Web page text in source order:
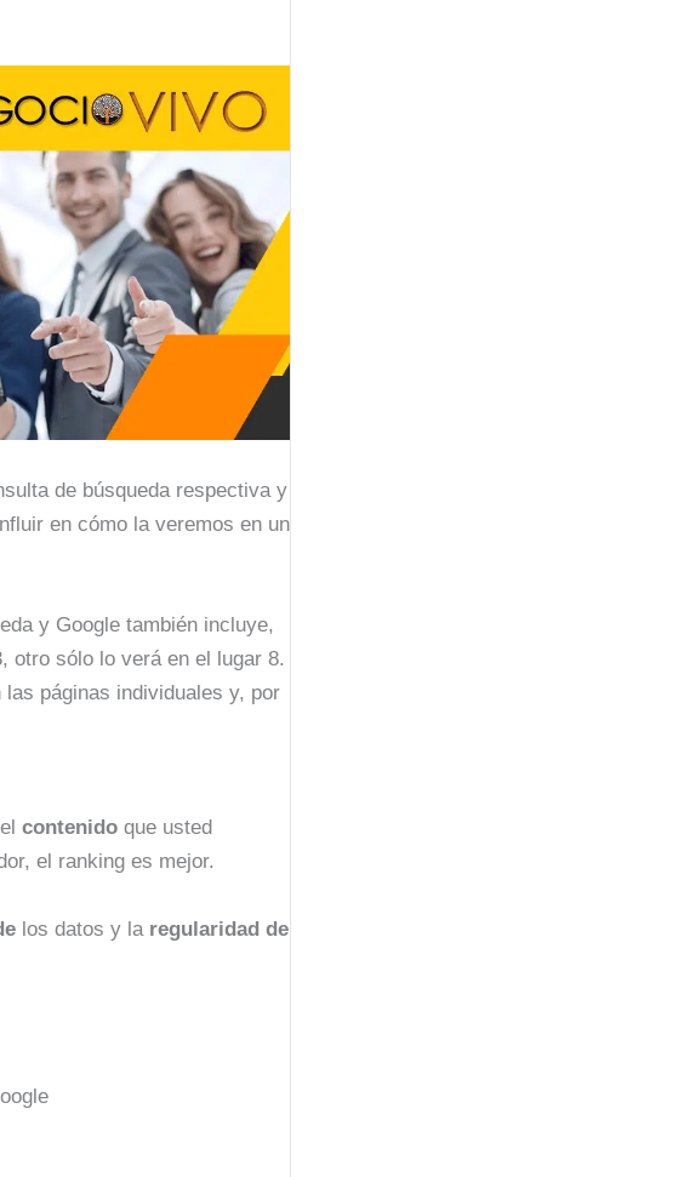
de búsqueda respectiva y
en cómo la veremos en un
y Google también incluye,
otro sólo lo verá en el lugar 8.
páginas individuales y, por
contenido que usted
el ranking es mejor.
los datos y la regularidad de